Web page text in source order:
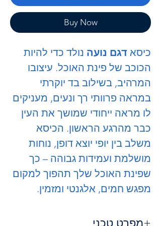
Buy Now
כיסא דגם נועה נולד כדי להיות
הכוכב של פינת האוכל. עיצובו
המרהיב, בשילוב בד יוקרתי
במראה פרוותי רך ונעים, מעניקים
לו מראה ייחודי שמושך את העין
כבר מהרגע הראשון. הכיסא
משלב בין יופי יוצא דופן, נוחות
מושלמת ועמידות גבוהה – כך
שפינת האוכל שלך תהפוך למקום
מפגש חמים, אלגנטי ומזמין.
מפרט טכני